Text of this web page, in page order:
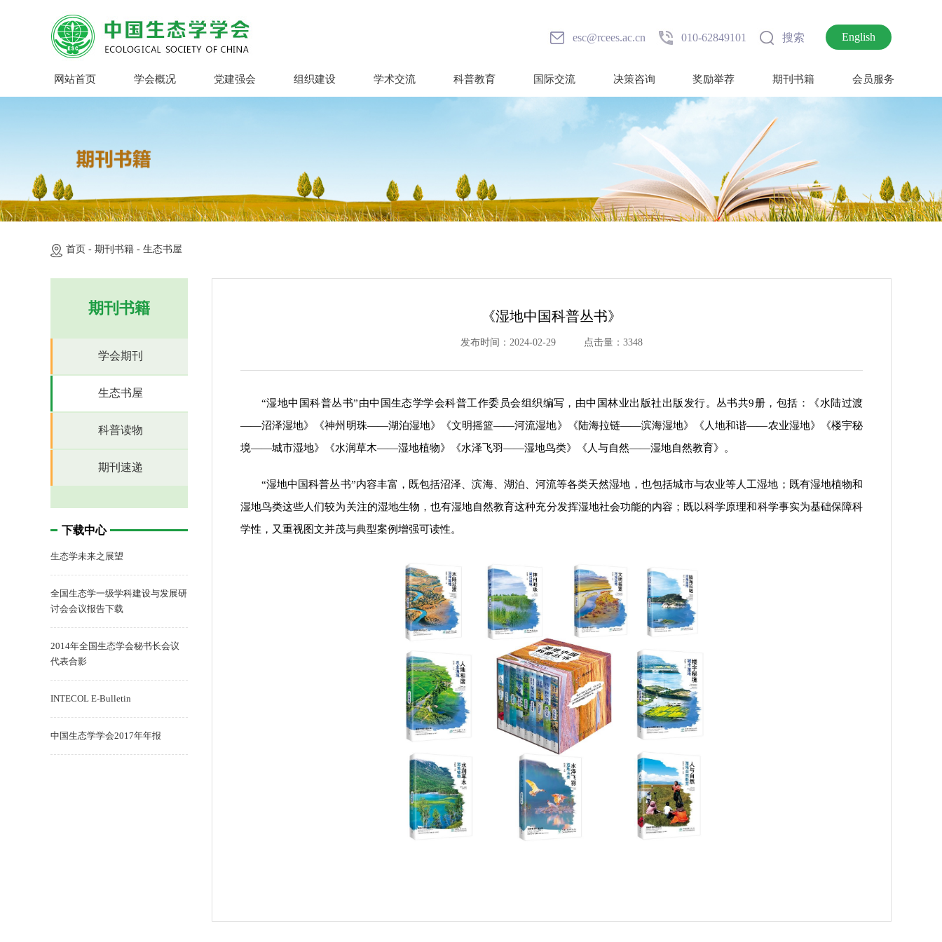
esc@rcees.ac.cn 010-62849101 搜索 English
网站首页 学会概况 党建强会 组织建设 学术交流 科普教育 国际交流 决策咨询 奖励举荐 期刊书籍 会员服务
首页 - 期刊书籍 - 生态书屋
期刊书籍
学会期刊
生态书屋
科普读物
期刊速递
下载中心
生态学未来之展望
全国生态学一级学科建设与发展研
讨会会议报告下载
2014年全国生态学会秘书长会议
代表合影
INTECOL E-Bulletin
中国生态学学会2017年年报
《湿地中国科普丛书》
发布时间：2024-02-29 点击量：3348
“湿地中国科普丛书”由中国生态学学会科普工作委员会组织编写，由中国林业出版社出版发行。丛书共9册，包括：《水陆过渡
——沼泽湿地》《神州明珠——湖泊湿地》《文明摇篮——河流湿地》《陆海拉链——滨海湿地》《人地和谐——农业湿地》《楼宇秘
境——城市湿地》《水润草木——湿地植物》《水泽飞羽——湿地鸟类》《人与自然——湿地自然教育》。
“湿地中国科普丛书”内容丰富，既包括沼泽、滨海、湖泊、河流等各类天然湿地，也包括城市与农业等人工湿地；既有湿地植物和
湿地鸟类这些人们较为关注的湿地生物，也有湿地自然教育这种充分发挥湿地社会功能的内容；既以科学原理和科学事实为基础保障科
学性，又重视图文并茂与典型案例增强可读性。